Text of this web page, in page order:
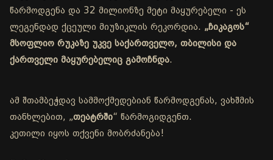
წარმოდგენა და 32 მილიონზე მეტი მაყურებელი - ეს
ლეგენდად ქცეული მიუზიკლის რეკორდია. „ჩიკაგოს“
მსოფლიო რუკაზე უკვე საქართველო, თბილისი და
ქართველი მაყურებელიც გამოჩნდა.
ამ შთამბეჭდავ სამმოქმედებიან წარმოდგენას, ვახშმის
თანხლებით, „თეატრში“ წარმოგიდგენთ.
კეთილი იყოს თქვენი მობრძანება!